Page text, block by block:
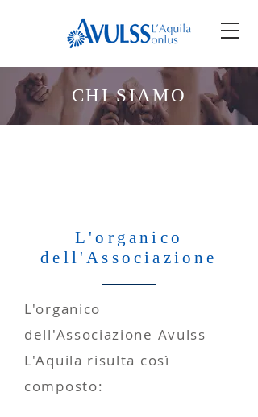
CHI SIAMO
L'organico
dell'Associazione
L'organico
dell'Associazione Avulss
L'Aquila risulta così
composto: